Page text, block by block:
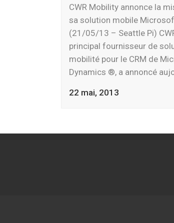
CWR Mobility annonce la
sa solution mobile
(21/05/13 – Seattle Pi)
principal fournisseur de
mobilité pour le CRM de
Dynamics ®, a annoncé
22 mai, 2013